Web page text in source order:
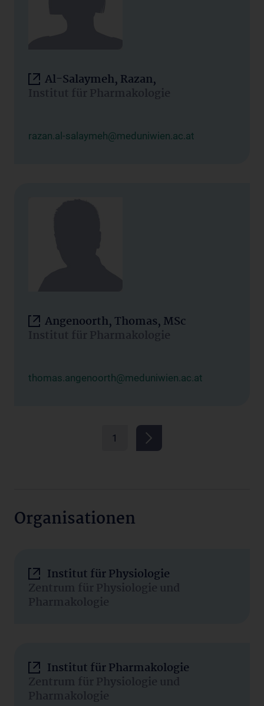
Al-Salaymeh, Razan,
Institut für Pharmakologie
razan.al-salaymeh@meduniwien.ac.at
Angenoorth, Thomas, MSc
Institut für Pharmakologie
thomas.angenoorth@meduniwien.ac.at
1
Organisationen
Institut für Physiologie
Zentrum für Physiologie und
Pharmakologie
Institut für Pharmakologie
Zentrum für Physiologie und
Pharmakologie